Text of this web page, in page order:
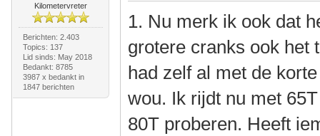
Kilometervreter
Berichten: 2.403
Topics: 137
Lid sinds: May 2018
Bedankt: 8785
3987 x bedankt in
1847 berichten
1. Nu merk ik ook dat
grotere cranks ook het
had zelf al met de
wou. Ik rijdt nu met
80T proberen. Heeft